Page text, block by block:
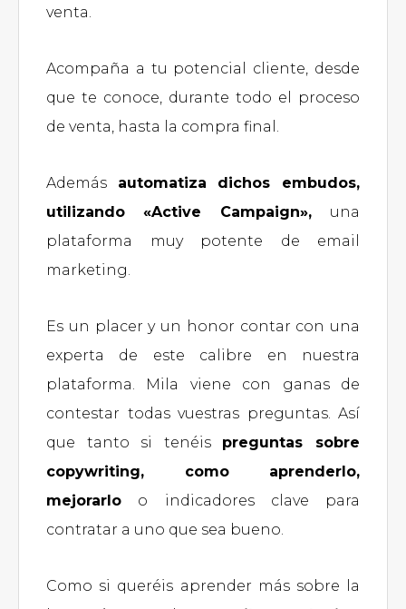
venta.
Acompaña a tu potencial cliente, desde
que te conoce, durante todo el proceso
de venta, hasta la compra final.
Además automatiza dichos embudos,
utilizando «Active Campaign», una
plataforma muy potente de email
marketing.
Es un placer y un honor contar con una
experta de este calibre en nuestra
plataforma. Mila viene con ganas de
contestar todas vuestras preguntas. Así
que tanto si tenéis preguntas sobre
copywriting, como aprenderlo,
mejorarlo o indicadores clave para
contratar a uno que sea bueno.
Como si queréis aprender más sobre la